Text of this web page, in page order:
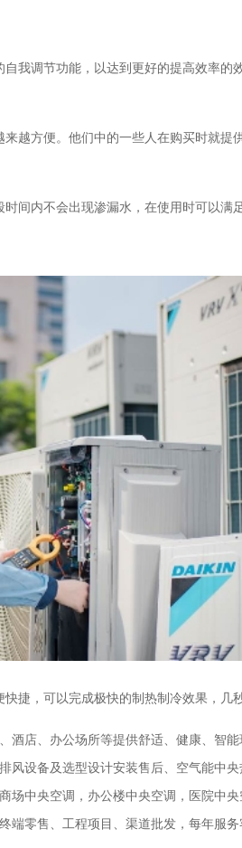
我调节功能，以达到更好的提高效率的
越方便。他们中的一些人在购买时就提
间内不会出现渗漏水，在使用时可以满
捷，可以完成极快的制热制冷效果，几
酒店、办公场所等提供舒适、健康、智
风设备及选型设计安装售后、空气能中
中央空调，办公楼中央空调，医院中
端零售、工程项目、渠道批发，每年服务